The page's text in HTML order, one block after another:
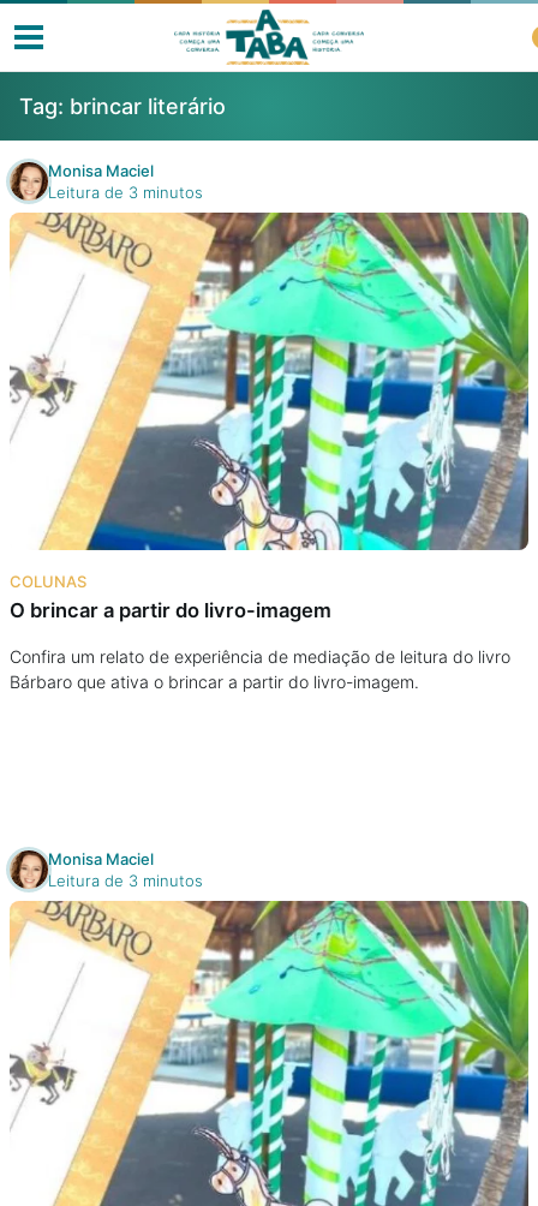
Livros
Resenhas
Clube de Leitores
Listas
Como ler?
Na escola
Na família
Colunas
Cursos On line
E-Books
Eventos
Podcast
Assine
Tag: brincar literário
Monisa Maciel
Leitura de 3 minutos
COLUNAS
O brincar a partir do livro-imagem
Confira um relato de experiência de mediação de leitura do livro
Bárbaro que ativa o brincar a partir do livro-imagem.
Monisa Maciel
Leitura de 3 minutos